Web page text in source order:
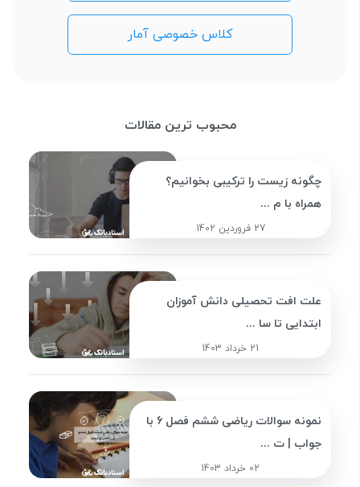
کلاس خصوصی آمار
محبوب ترین مقالات
چگونه زیست را ترکیبی بخوانیم؟
همراه با م ...
27 فروردین 1402
علت افت تحصیلی دانش آموزان
ابتدایی تا سا ...
21 خرداد 1403
نمونه سوالات ریاضی ششم فصل 6 با
جواب | ت ...
02 خرداد 1403